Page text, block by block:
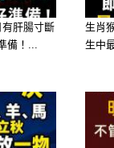
自我折磨」
，他依然在
屬【雙魚座
靈魂碎裂、
肝腸寸斷
備！...
生肖
生中